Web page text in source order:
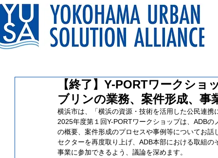
【終了】Y-PORTワークシ
ブリンの業務、案件形成、事
横浜市は、「横浜の資源・技術を活用した公民連
2025年度第１回Y-PORTワークショップは、ADB
の概要、案件形成のプロセスや事例等についてお
セクターを再度取り上げ、ADB本部における取組
事業に参加できるよう、議論を深めます。